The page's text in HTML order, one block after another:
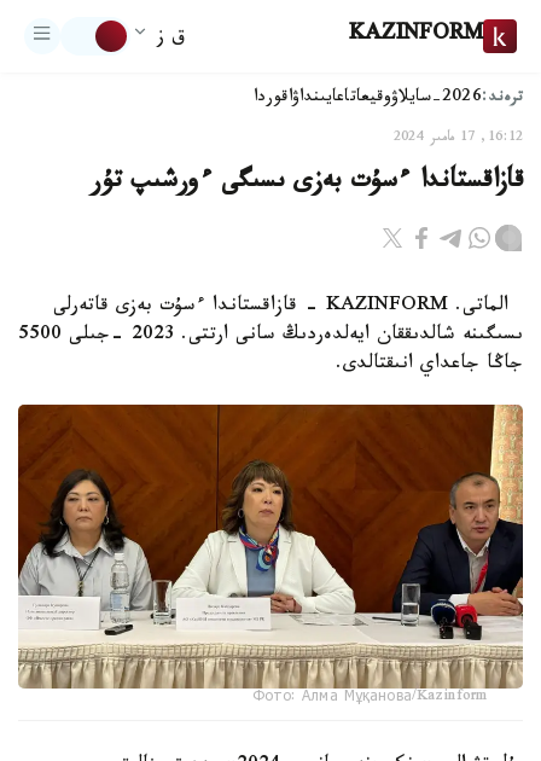
KAZINFORM ق ز
ترەند:2026-سايلاۋ وقيعاتاعايىنداۋاقوردا
16:12, 17 مامىر 2024
قازاقستاندا ءسۇت بەزى ىسىگى ءورشىپ تۇر
الماتى. KAZINFORM - قازاقستاندا ءسۇت بەزى قاتەرلى
ىسىگىنە شالدىققان ايەلدەردىڭ سانى ارتتى. 2023 -جىلى 5500
جاڭا جاعداي انىقتالدى.
Фото: Алма Мұқанова/Kazinform